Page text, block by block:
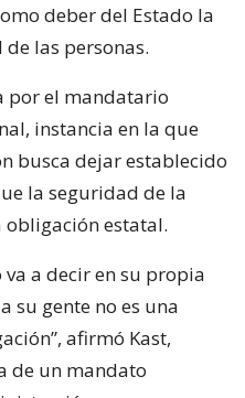
deber del Estado la
las personas.
por el mandatario
instancia en la que
busca dejar establecido
la seguridad de la
estatal.
va a decir en su propia
su gente no es una
afirmó Kast,
de un mandato